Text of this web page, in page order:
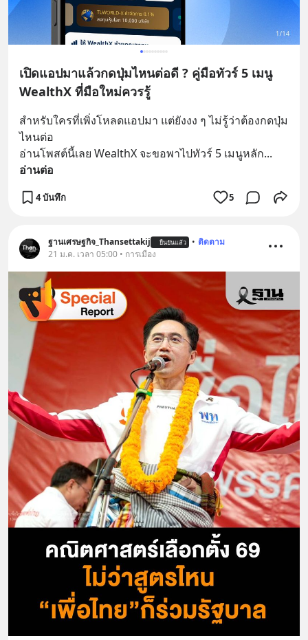
เปิดแอปมาแล้วกดปุ่มไหนต่อดี ? คู่มือทัวร์ 5 เมนู
WealthX ที่มือใหม่ควรรู้
สำหรับใครที่เพิ่งโหลดแอปมา แต่ยังงง ๆ ไม่รู้ว่าต้องกดปุ่ม
ไหนต่อ
อ่านโพสต์นี้เลย WealthX จะขอพาไปทัวร์ 5 เมนูหลัก
อ่านต่อ
4 บันทึก 5
ฐานเศรษฐกิจ_Thansettakij ยืนยันแล้ว • ติดตาม
21 ม.ค. เวลา 05:00 • การเมือง